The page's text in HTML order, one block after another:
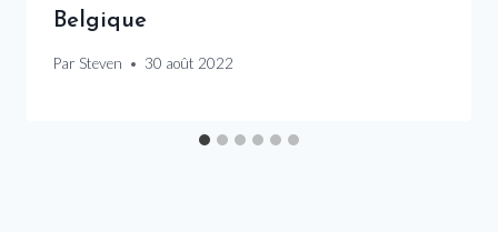
Belgique
Par Steven 30 août 2022